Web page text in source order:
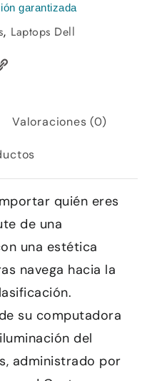
garantizada
, Laptops Dell
Valoraciones (0)
quién eres
de una
una estética
navega hacia la
su computadora
del
administrado por